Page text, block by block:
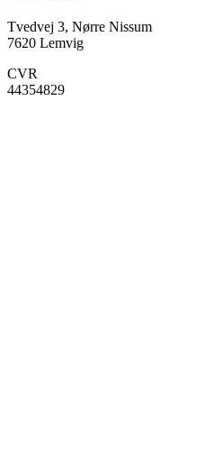
Tvedvej 3, Nørre Nissum
7620 Lemvig
CVR
44354829